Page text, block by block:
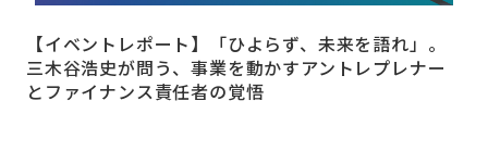
【イベントレポート】「ひよらず、未来を語れ」。
三木谷浩史が問う、事業を動かすアントレプレナー
とファイナンス責任者の覚悟